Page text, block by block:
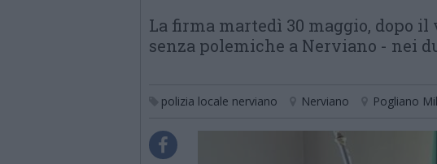
La firma martedì 30 maggio, dopo
senza polemiche a Nerviano - nei
polizia locale nerviano Nerviano Pogliano